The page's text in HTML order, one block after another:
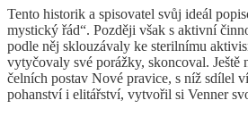
Tento historik a spisovatel svůj ideál
mystický řád“. Později však s aktivní
podle něj sklouzávaly ke sterilnímu
vytyčovaly své porážky, skoncoval. Ještě
čelních postav Nové pravice, s níž sdílel
pohanství i elitářství, vytvořil si Venner